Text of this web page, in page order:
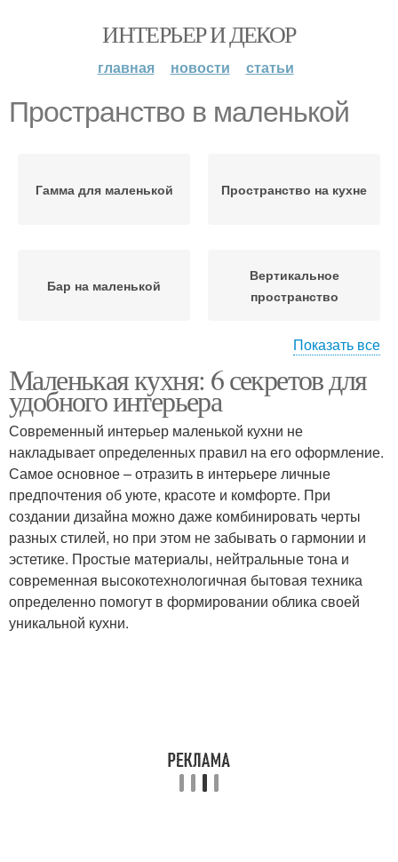
ИНТЕРЬЕР И ДЕКОР
главная новости статьи
Пространство в маленькой
Гамма для маленькой Пространство на кухне
Бар на маленькой
Вертикальное
пространство
маленькой
Объема в маленькой
Кухня в маленьком
пространстве
Рабочий пространство
Посуды в маленькой
Показать все
Маленькая кухня: 6 секретов для
удобного интерьера
Современный интерьер маленькой кухни не
накладывает определенных правил на его оформление.
Самое основное – отразить в интерьере личные
предпочтения об уюте, красоте и комфорте. При
создании дизайна можно даже комбинировать черты
разных стилей, но при этом не забывать о гармонии и
эстетике. Простые материалы, нейтральные тона и
современная высокотехнологичная бытовая техника
определенно помогут в формировании облика своей
уникальной кухни.